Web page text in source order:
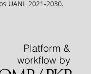
UANL 2021-2030.